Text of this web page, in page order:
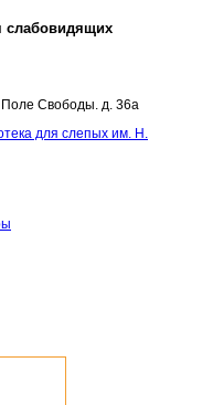
слабовидящих
Поле Свободы. д. 36а